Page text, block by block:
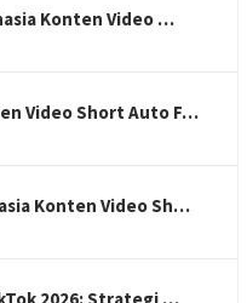
Konten Video …
Video Short Auto F…
Konten Video Sh…
2026: Strategi …